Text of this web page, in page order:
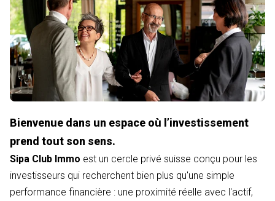
Bienvenue dans un espace où l’investissement
prend tout son sens.
Sipa Club Immo est un cercle privé suisse conçu pour les
investisseurs qui recherchent bien plus qu'une simple
performance financière : une proximité réelle avec l'actif,